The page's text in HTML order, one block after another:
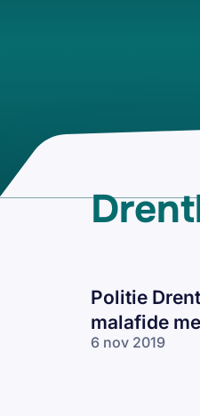
Politie
malafide
6 nov 2019